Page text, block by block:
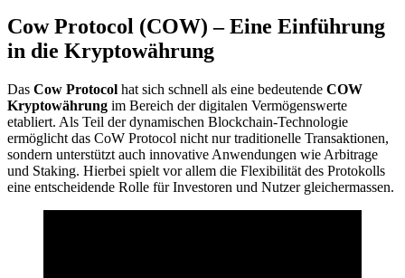
Cow Protocol (COW) – Eine Einführung
in die Kryptowährung
Das Cow Protocol hat sich schnell als eine bedeutende COW
Kryptowährung im Bereich der digitalen Vermögenswerte
etabliert. Als Teil der dynamischen Blockchain-Technologie
ermöglicht das CoW Protocol nicht nur traditionelle Transaktionen,
sondern unterstützt auch innovative Anwendungen wie Arbitrage
und Staking. Hierbei spielt vor allem die Flexibilität des Protokolls
eine entscheidende Rolle für Investoren und Nutzer gleichermassen.